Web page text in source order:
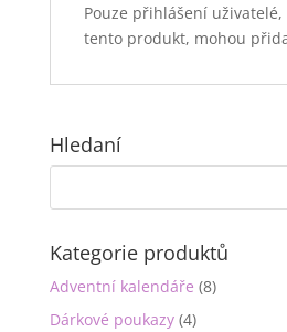
Pouze přihlášení
tento produkt, mohou
Hledaní
Kategorie produktů
Adventní kalendáře (8)
Dárkové poukazy (4)